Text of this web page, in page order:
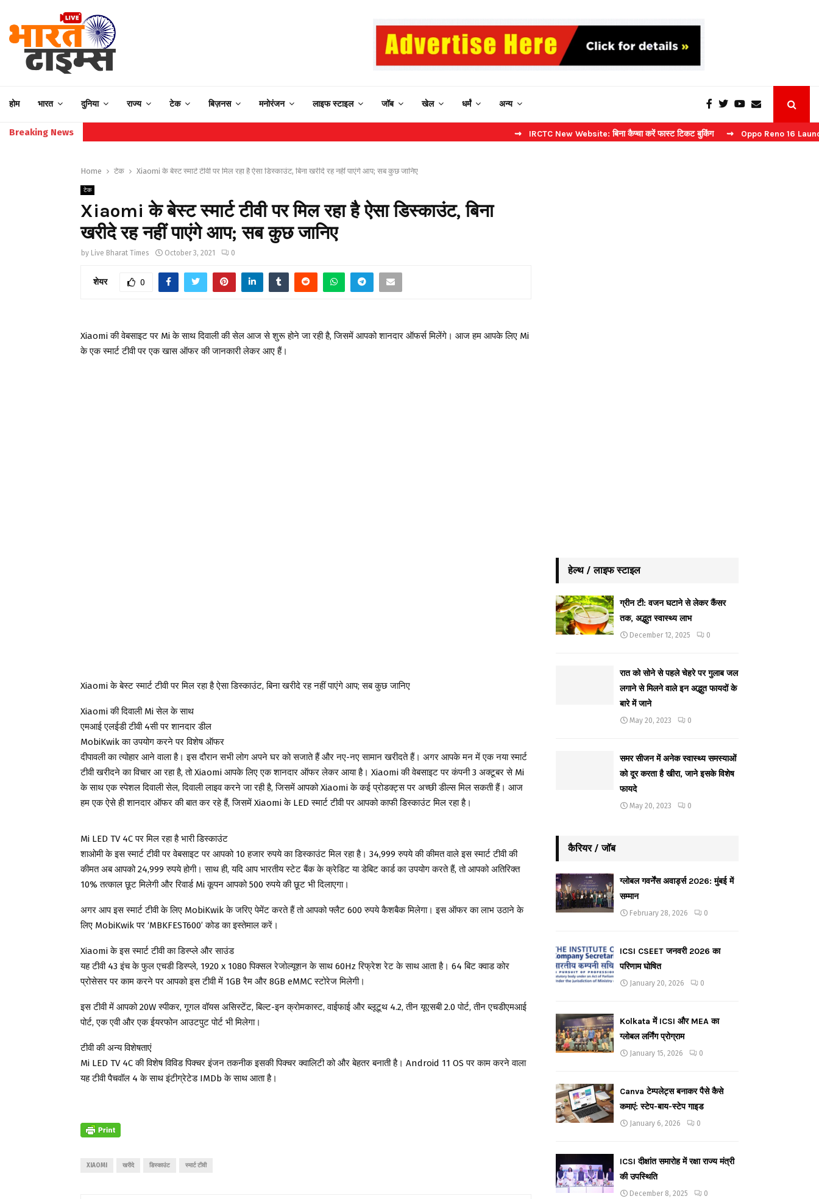
होम भारत दुनिया राज्य टेक बिज़नस मनोरंजन लाइफ स्टाइल जॉब खेल धर्मं अन्य
Breaking News ⇝ IRCTC New Website: बिना कैप्चा करें फास्ट टिकट बुकिंग ⇝ Oppo Reno 16 Launch: 2 जुलाई
Home टेक Xiaomi के बेस्ट स्मार्ट टीवी पर मिल रहा है ऐसा डिस्काउंट, बिना खरीदे रह नहीं पाएंगे आप; सब कुछ जानिए
टेक
Xiaomi के बेस्ट स्मार्ट टीवी पर मिल रहा है ऐसा डिस्काउंट, बिना
खरीदे रह नहीं पाएंगे आप; सब कुछ जानिए
by Live Bharat Times October 3, 2021 0
शेयर 0
Xiaomi की वेबसाइट पर Mi के साथ दिवाली की सेल आज से शुरू होने जा रही है, जिसमें आपको शानदार ऑफर्स मिलेंगे। आज हम आपके लिए Mi
के एक स्मार्ट टीवी पर एक खास ऑफर की जानकारी लेकर आए हैं।
Xiaomi के बेस्ट स्मार्ट टीवी पर मिल रहा है ऐसा डिस्काउंट, बिना खरीदे रह नहीं पाएंगे आप; सब कुछ जानिए
Xiaomi की दिवाली Mi सेल के साथ
एमआई एलईडी टीवी 4सी पर शानदार डील
MobiKwik का उपयोग करने पर विशेष ऑफर
दीपावली का त्योहार आने वाला है। इस दौरान सभी लोग अपने घर को सजाते हैं और नए-नए सामान खरीदते हैं। अगर आपके मन में एक नया स्मार्ट
टीवी खरीदने का विचार आ रहा है, तो Xiaomi आपके लिए एक शानदार ऑफर लेकर आया है। Xiaomi की वेबसाइट पर कंपनी 3 अक्टूबर से Mi
के साथ एक स्पेशल दिवाली सेल, दिवाली लाइव करने जा रही है, जिसमें आपको Xiaomi के कई प्रोडक्ट्स पर अच्छी डील्स मिल सकती हैं। आज
हम एक ऐसे ही शानदार ऑफर की बात कर रहे हैं, जिसमें Xiaomi के LED स्मार्ट टीवी पर आपको काफी डिस्काउंट मिल रहा है।
Mi LED TV 4C पर मिल रहा है भारी डिस्काउंट
शाओमी के इस स्मार्ट टीवी पर वेबसाइट पर आपको 10 हजार रुपये का डिस्काउंट मिल रहा है। 34,999 रुपये की कीमत वाले इस स्मार्ट टीवी की
कीमत अब आपको 24,999 रुपये होगी। साथ ही, यदि आप भारतीय स्टेट बैंक के क्रेडिट या डेबिट कार्ड का उपयोग करते हैं, तो आपको अतिरिक्त
10% तत्काल छूट मिलेगी और रिवार्ड Mi कूपन आपको 500 रुपये की छूट भी दिलाएगा।
अगर आप इस स्मार्ट टीवी के लिए MobiKwik के जरिए पेमेंट करते हैं तो आपको फ्लैट 600 रुपये कैशबैक मिलेगा। इस ऑफर का लाभ उठाने के
लिए MobiKwik पर ‘MBKFEST600’ कोड का इस्तेमाल करें।
Xiaomi के इस स्मार्ट टीवी का डिस्प्ले और साउंड
यह टीवी 43 इंच के फुल एचडी डिस्प्ले, 1920 x 1080 पिक्सल रेजोल्यूशन के साथ 60Hz रिफ्रेश रेट के साथ आता है। 64 बिट क्वाड कोर
प्रोसेसर पर काम करने पर आपको इस टीवी में 1GB रैम और 8GB eMMC स्टोरेज मिलेगी।
इस टीवी में आपको 20W स्पीकर, गूगल वॉयस असिस्टेंट, बिल्ट-इन क्रोमकास्ट, वाईफाई और ब्लूटूथ 4.2, तीन यूएसबी 2.0 पोर्ट, तीन एचडीएमआई
पोर्ट, एक एवी और एक ईयरफोन आउटपुट पोर्ट भी मिलेगा।
टीवी की अन्य विशेषताएं
Mi LED TV 4C की विशेष विविड पिक्चर इंजन तकनीक इसकी पिक्चर क्वालिटी को और बेहतर बनाती है। Android 11 OS पर काम करने वाला
यह टीवी पैचवॉल 4 के साथ इंटीग्रेटेड IMDb के साथ आता है।
XIAOMI खरीदे डिस्काउंट स्मार्ट टीवी
हेल्थ / लाइफ स्टाइल
ग्रीन टी: वजन घटाने से लेकर कैंसर
तक, अद्भुत स्वास्थ्य लाभ
December 12, 2025 0
रात को सोने से पहले चेहरे पर गुलाब जल
लगाने से मिलने वाले इन अद्भुत फायदों के
बारे में जाने
May 20, 2023 0
समर सीजन में अनेक स्वास्थ्य समस्याओं
को दूर करता है खीरा, जाने इसके विशेष
फायदे
May 20, 2023 0
कैरियर / जॉब
ग्लोबल गवर्नेंस अवार्ड्स 2026: मुंबई में
सम्मान
February 28, 2026 0
ICSI CSEET जनवरी 2026 का
परिणाम घोषित
January 20, 2026 0
Kolkata में ICSI और MEA का
ग्लोबल लर्निंग प्रोग्राम
January 15, 2026 0
Canva टेम्पलेट्स बनाकर पैसे कैसे
कमाएं: स्टेप-बाय-स्टेप गाइड
January 6, 2026 0
ICSI दीक्षांत समारोह में रक्षा राज्य मंत्री
की उपस्थिति
December 8, 2025 0